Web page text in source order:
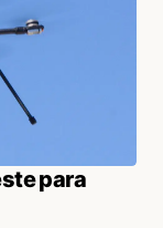
para